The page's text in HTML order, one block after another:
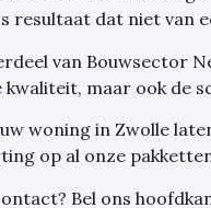
resultaat dat niet van
van Bouwsector
kwaliteit, maar ook de
woning in Zwolle
op al onze
Bel ons